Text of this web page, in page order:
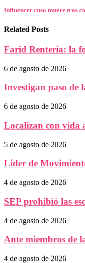
Influencer ruso muere tras
Related Posts
Farid Rentería: la
6 de agosto de 2026
Investigan paso de
6 de agosto de 2026
Localizan con vida
5 de agosto de 2026
Líder de
4 de agosto de 2026
SEP prohibió las
4 de agosto de 2026
Ante miembros de
4 de agosto de 2026